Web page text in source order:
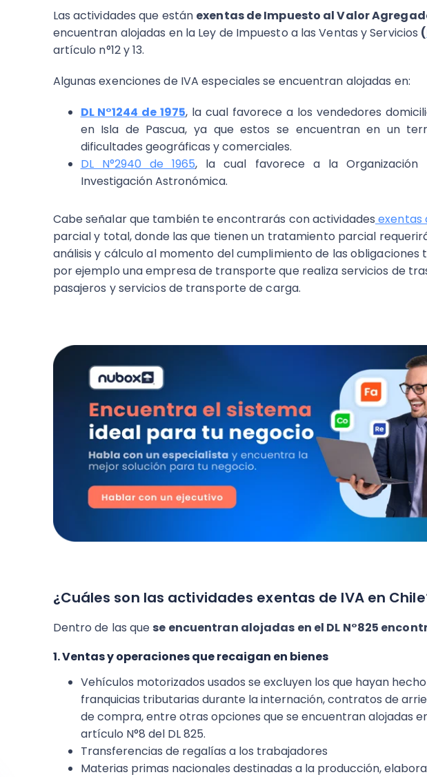
Las actividades que están exentas de Impuesto al Valor
encuentran alojadas en la Ley de Impuesto a las Ventas y Servicios (
artículo n°12 y 13.
Algunas exenciones de IVA especiales se encuentran alojadas en:
DL N°1244 de 1975, la cual favorece a los vendedores
en Isla de Pascua, ya que estos se encuentran en un
dificultades geográficas y comerciales.
DL N°2940 de 1965, la cual favorece a la Organización
Investigación Astronómica.
Cabe señalar que también te encontrarás con actividades exentas
parcial y total, donde las que tienen un tratamiento parcial
análisis y cálculo al momento del cumplimiento de las obligaciones
por ejemplo una empresa de transporte que realiza servicios de
pasajeros y servicios de transporte de carga.
¿Cuáles son las actividades exentas de IVA en
Dentro de las que se encuentran alojadas en el DL N°825
1. Ventas y operaciones que recaigan en bienes
Vehículos motorizados usados se excluyen los que hayan
franquicias tributarias durante la internación, contratos de
de compra, entre otras opciones que se encuentran alojadas
artículo N°8 del DL 825.
Transferencias de regalías a los trabajadores
Materias primas nacionales destinadas a la producción,